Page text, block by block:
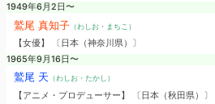
1949年6月2日〜
鷲尾 真知子（わしお・まちこ）
【女優】 〔日本（神奈川県）〕
1965年9月16日〜
鷲尾 天 （わしお・たかし）
【アニメ・プロデューサー】 〔日本（秋田県）〕